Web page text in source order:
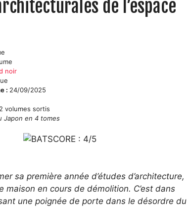
de l’espace
noir
: 24/09/2025
2 volumes sortis
Japon en 4 tomes
sa première année d’études d’architecture,
maison en cours de démolition. C’est dans
une poignée de porte dans le désordre du